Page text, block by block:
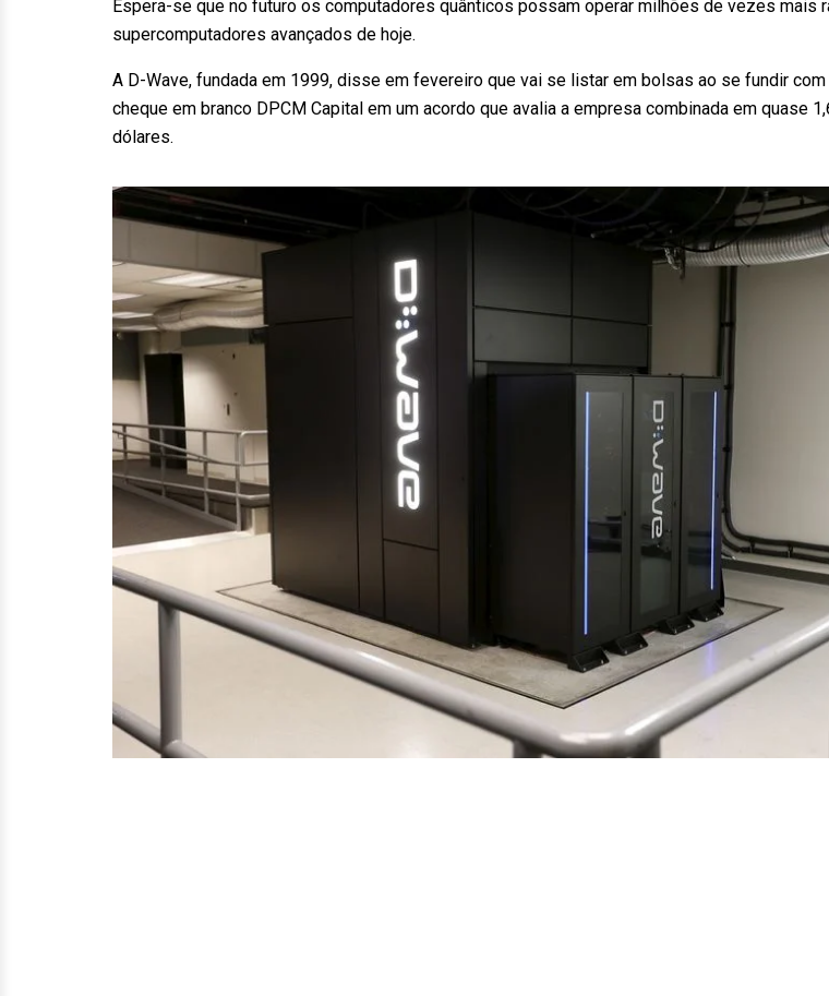
Espera-se que no futuro os computadores quânticos possam operar milhões de vezes mais
supercomputadores avançados de hoje.
A D-Wave, fundada em 1999, disse em fevereiro que vai se listar em bolsas ao se fundir
cheque em branco DPCM Capital em um acordo que avalia a empresa combinada em quase
dólares.